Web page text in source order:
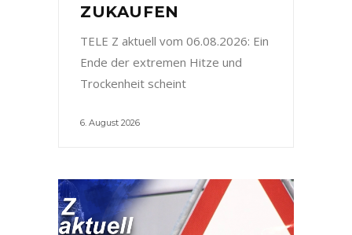
ZUKAUFEN
TELE Z aktuell vom 06.08.2026: Ein
Ende der extremen Hitze und
Trockenheit scheint
6. August 2026